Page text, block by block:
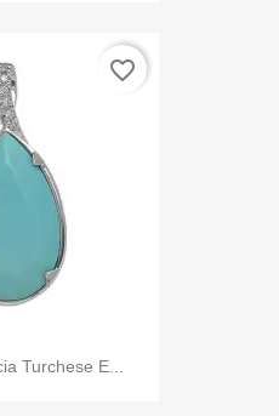
Turchese E...
favorite_border